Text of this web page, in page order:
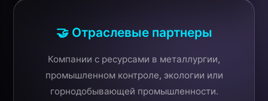
🤝 Отраслевые партнеры
Компании с ресурсами в металлургии,
промышленном контроле, экологии или
горнодобывающей промышленности.